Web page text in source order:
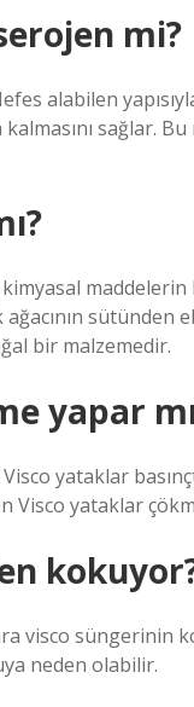
mi?
alabilen
sağlar.
sütünden
bir malzemedir.
yapar
yataklar
Visco yataklar
visco süngerinin
neden olabilir.